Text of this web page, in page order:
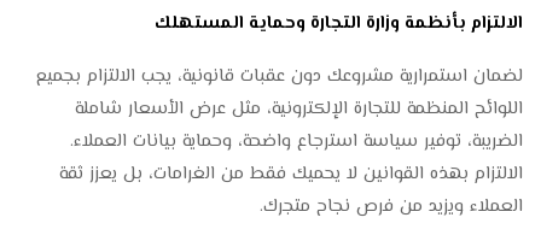
الالتزام بأنظمة وزارة التجارة وحماية المستهلك
لضمان استمرارية مشروعك دون عقبات قانونية، يجب الالتزام بجميع
اللوائح المنظمة للتجارة الإلكترونية، مثل عرض الأسعار شاملة
الضريبة، توفير سياسة استرجاع واضحة، وحماية بيانات العملاء.
الالتزام بهذه القوانين لا يحميك فقط من الغرامات، بل يعزز ثقة
العملاء ويزيد من فرص نجاح متجرك.